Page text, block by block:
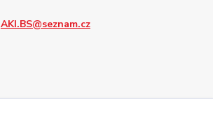
AKI.BS@seznam.cz